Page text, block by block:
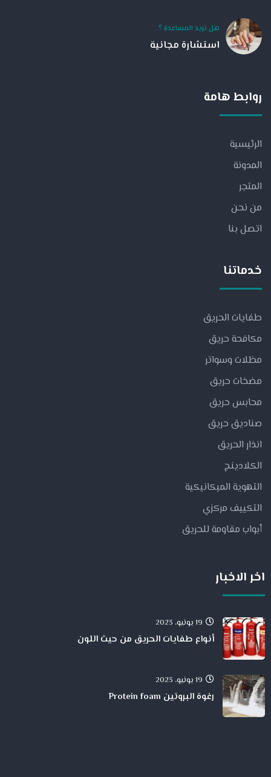
هل تريد المساعدة ؟
استشارة مجانية
روابط هامة
الرئيسية
المدونة
المتجر
من نحن
اتصل بنا
خدماتنا
طفايات الحريق
مكافحة حريق
مظلات وسواتر
مضخات حريق
محابس حريق
صناديق حريق
انذار الحريق
الكلادينج
التهوية الميكانيكية
التكييف مركزي
أبواب مقاومة للحريق
اخر الاخبار
19 يونيو، 2023
أنواع طفايات الحريق من حيث اللون
19 يونيو، 2023
رغوة البروتين Protein foam